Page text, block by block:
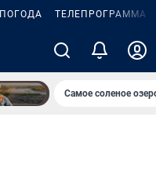
ПОГОДА ТЕЛЕПРОГРАММА
Самое соленое